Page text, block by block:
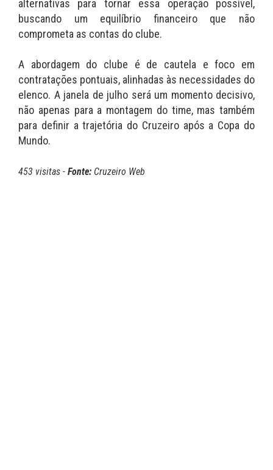
alternativas para tornar essa operação possível,
buscando um equilíbrio financeiro que não
comprometa as contas do clube.
A abordagem do clube é de cautela e foco em
contratações pontuais, alinhadas às necessidades do
elenco. A janela de julho será um momento decisivo,
não apenas para a montagem do time, mas também
para definir a trajetória do Cruzeiro após a Copa do
Mundo.
453 visitas - Fonte: Cruzeiro Web